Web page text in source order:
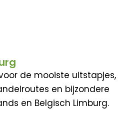
de mooiste uitstapjes,
en bijzondere
en Belgisch Limburg.